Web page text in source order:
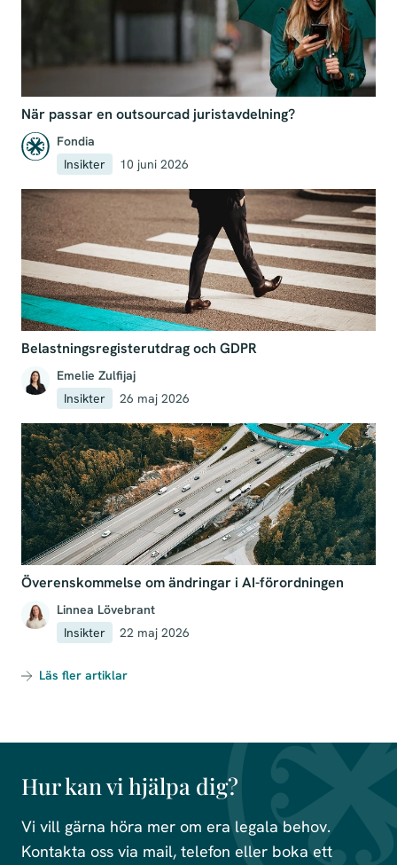
När passar en outsourcad juristavdelning?
Fondia
Insikter
10 juni 2026
Belastningsregisterutdrag och GDPR
Emelie Zulfijaj
Insikter
26 maj 2026
Överenskommelse om ändringar i AI-förordningen
Linnea Lövebrant
Insikter
22 maj 2026
Läs fler artiklar
Hur kan vi hjälpa dig?
Vi vill gärna höra mer om era legala behov.
Kontakta oss via mail, telefon eller boka ett